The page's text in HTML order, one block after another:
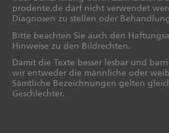
prodente.de darf nicht verwendet
Diagnosen zu stellen oder
Bitte beachten Sie auch den
Hinweise zu den Bildrechten.
Damit die Texte besser lesbar und
wir entweder die männliche oder
Sämtliche Bezeichnungen gelten
Geschlechter.